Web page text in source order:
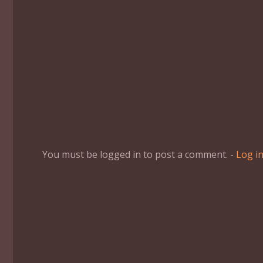
You must be logged in to post a comment. - Log in